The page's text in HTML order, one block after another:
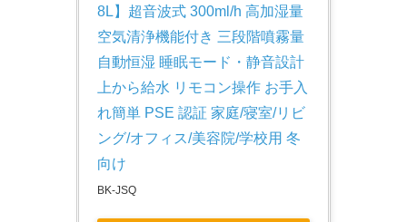
8L】超音波式 300ml/h 高加湿量
空気清浄機能付き 三段階噴霧量
自動恒湿 睡眠モード・静音設計
上から給水 リモコン操作 お手入
れ簡単 PSE 認証 家庭/寝室/リビ
ング/オフィス/美容院/学校用 冬
向け
BK-JSQ